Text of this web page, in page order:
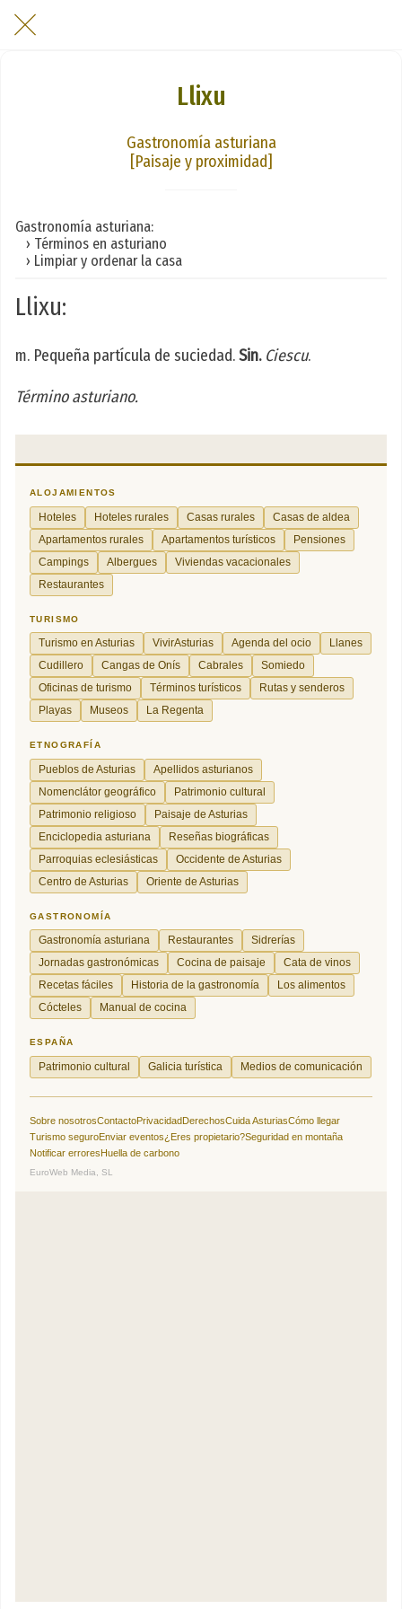
Llixu
Gastronomía asturiana
[Paisaje y proximidad]
Gastronomía asturiana:
› Términos en asturiano
› Limpiar y ordenar la casa
Llixu:
m. Pequeña partícula de suciedad.Sin. Ciescu.
Término asturiano.